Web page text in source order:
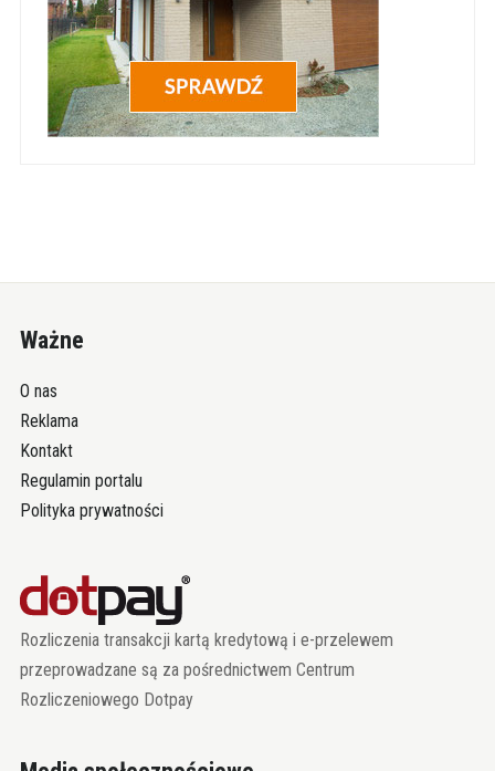
Ważne
O nas
Reklama
Kontakt
Regulamin portalu
Polityka prywatności
Rozliczenia transakcji kartą kredytową i e-przelewem
przeprowadzane są za pośrednictwem Centrum
Rozliczeniowego Dotpay